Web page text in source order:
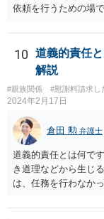
依頼を行うための場
わせをしていただく
10
道義的責任
解説
#親族関係 #慰謝料請求し
2024年2月17日
倉田 勲 弁護士
道義的責任とは何で
き道理などから生じ
は、任務を行わなか
則はありませんが、